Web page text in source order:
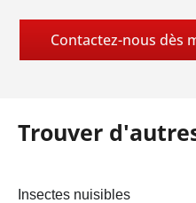
Trouver
Insectes nuisibles
Contactez-nous dès